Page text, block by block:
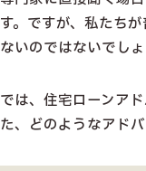
す。ですが、私たち
ないのではないでしょ
では、住宅ローンア
た、どのようなアド